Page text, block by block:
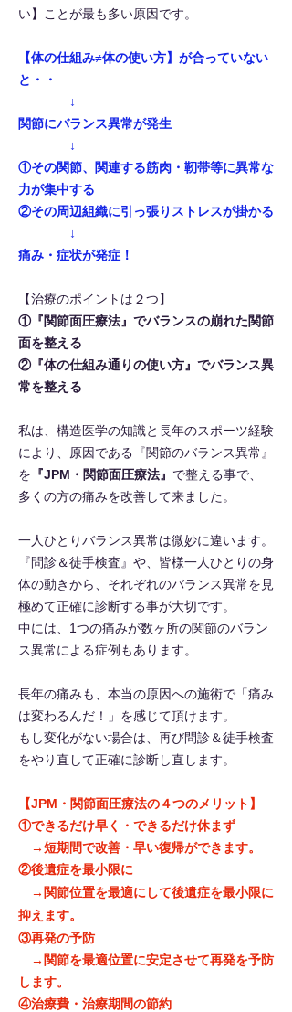
い】ことが最も多い原因です。
【体の仕組み≠体の使い方】が合っていない
と・・
↓
関節にバランス異常が発生
↓
①その関節、関連する筋肉・靭帯等に異常な
力が集中する
②その周辺組織に引っ張りストレスが掛かる
↓
痛み・症状が発症！
【治療のポイントは２つ】
①『関節面圧療法』でバランスの崩れた関節
面を整える
②『体の仕組み通りの使い方』でバランス異
常を整える
私は、構造医学の知識と長年のスポーツ経験
により、原因である『関節のバランス異常』
を 『JPM・関節面圧療法』 で整える事で、
多くの方の痛みを改善して来ました。
一人ひとりバランス異常は微妙に違います。
『問診＆徒手検査』や、皆様一人ひとりの身
体の動きから、それぞれのバランス異常を見
極めて正確に診断する事が大切です。
中には、1つの痛みが数ヶ所の関節のバラン
ス異常による症例もあります。
長年の痛みも、本当の原因への施術で「痛み
は変わるんだ！」を感じて頂けます。
もし変化がない場合は、再び問診＆徒手検査
をやり直して正確に診断し直します。
【JPM・関節面圧療法の４つのメリット】
①できるだけ早く・できるだけ休まず
→短期間で改善・早い復帰ができます。
②後遺症を最小限に
→関節位置を最適にして後遺症を最小限に
抑えます。
③再発の予防
→関節を最適位置に安定させて再発を予防
します。
④治療費・治療期間の節約